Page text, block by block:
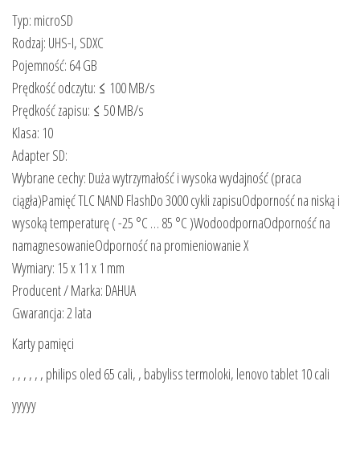
Typ: microSD
Rodzaj: UHS-I, SDXC
Pojemność: 64 GB
Prędkość odczytu: ≤ 100 MB/s
Prędkość zapisu: ≤ 50 MB/s
Klasa: 10
Adapter SD:
Wybrane cechy: Duża wytrzymałość i wysoka wydajność (praca
ciągła)Pamięć TLC NAND FlashDo 3000 cykli zapisuOdporność na niską i
wysoką temperaturę ( -25 °C … 85 °C )WodoodpornaOdporność na
namagnesowanieOdporność na promieniowanie X
Wymiary: 15 x 11 x 1 mm
Producent / Marka: DAHUA
Gwarancja: 2 lata
Karty pamięci
, , , , , , philips oled 65 cali, , babyliss termoloki, lenovo tablet 10 cali
yyyyy